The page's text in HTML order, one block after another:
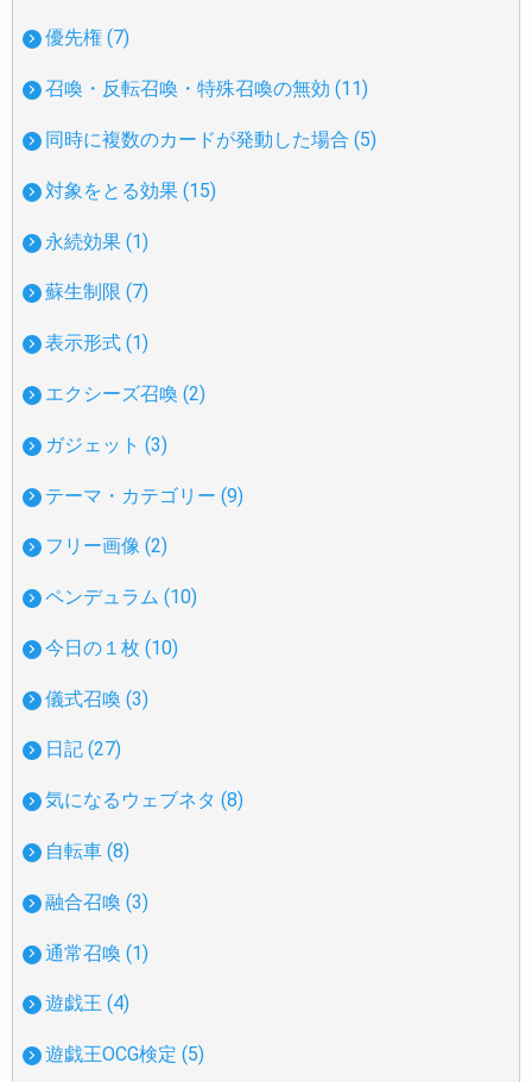
優先権 (7)
召喚・反転召喚・特殊召喚の無効 (11)
同時に複数のカードが発動した場合 (5)
対象をとる効果 (15)
永続効果 (1)
蘇生制限 (7)
表示形式 (1)
エクシーズ召喚 (2)
ガジェット (3)
テーマ・カテゴリー (9)
フリー画像 (2)
ペンデュラム (10)
今日の１枚 (10)
儀式召喚 (3)
日記 (27)
気になるウェブネタ (8)
自転車 (8)
融合召喚 (3)
通常召喚 (1)
遊戯王 (4)
遊戯王OCG検定 (5)